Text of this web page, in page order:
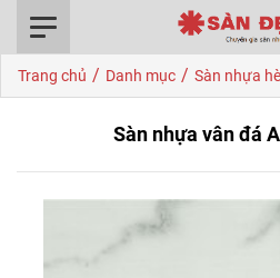
Trang chủ / Danh mục / Sàn nhựa
Sàn nhựa vân đá